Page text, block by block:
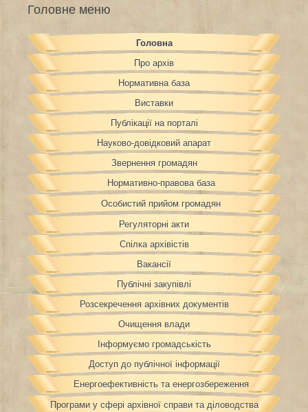
Головне меню
Головна
Про архів
Нормативна база
Виставки
Публікації на порталі
Науково-довідковий апарат
Звернення громадян
Нормативно-правова база
Особистий прийом громадян
Регуляторні акти
Спілка архівістів
Вакансії
Публічні закупівлі
Розсекречення архівних документів
Очищення влади
Інформуємо громадськість
Доступ до публічної інформації
Енергоефективність та енергозбереження
Програми у сфері архівної справи та діловодства